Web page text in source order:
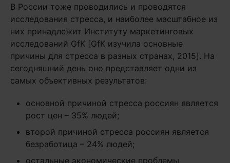
В России тоже проводились и проводятся
исследования стресса, и наиболее масштабное из
них принадлежит Институту маркетинговых
исследований GfK [GfK изучила основные
причины для стресса в разных странах, 2015]. На
сегодняшний день оно представляет одни из
самых объективных результатов:
основной причиной стресса россиян является
рост цен – 35% людей;
второй причиной стресса россиян является
безработица – 24% людей;
остальные экономические проблемы